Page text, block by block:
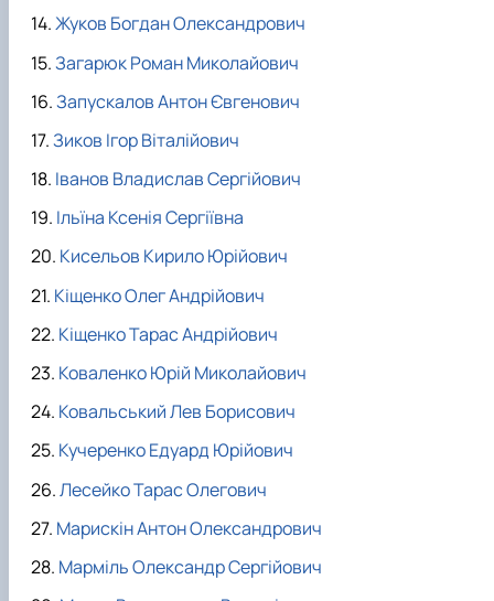
Жуков Богдан Олександрович
Загарюк Роман Миколайович
Запускалов Антон Євгенович
Зиков Ігор Віталійович
Іванов Владислав Сергійович
Ільїна Ксенія Сергіївна
Кисельов Кирило Юрійович
Кіщенко Олег Андрійович
Кіщенко Тарас Андрійович
Коваленко Юрій Миколайович
Ковальський Лев Борисович
Кучеренко Едуард Юрійович
Лесейко Тарас Олегович
Марискін Антон Олександрович
Марміль Олександр Сергійович